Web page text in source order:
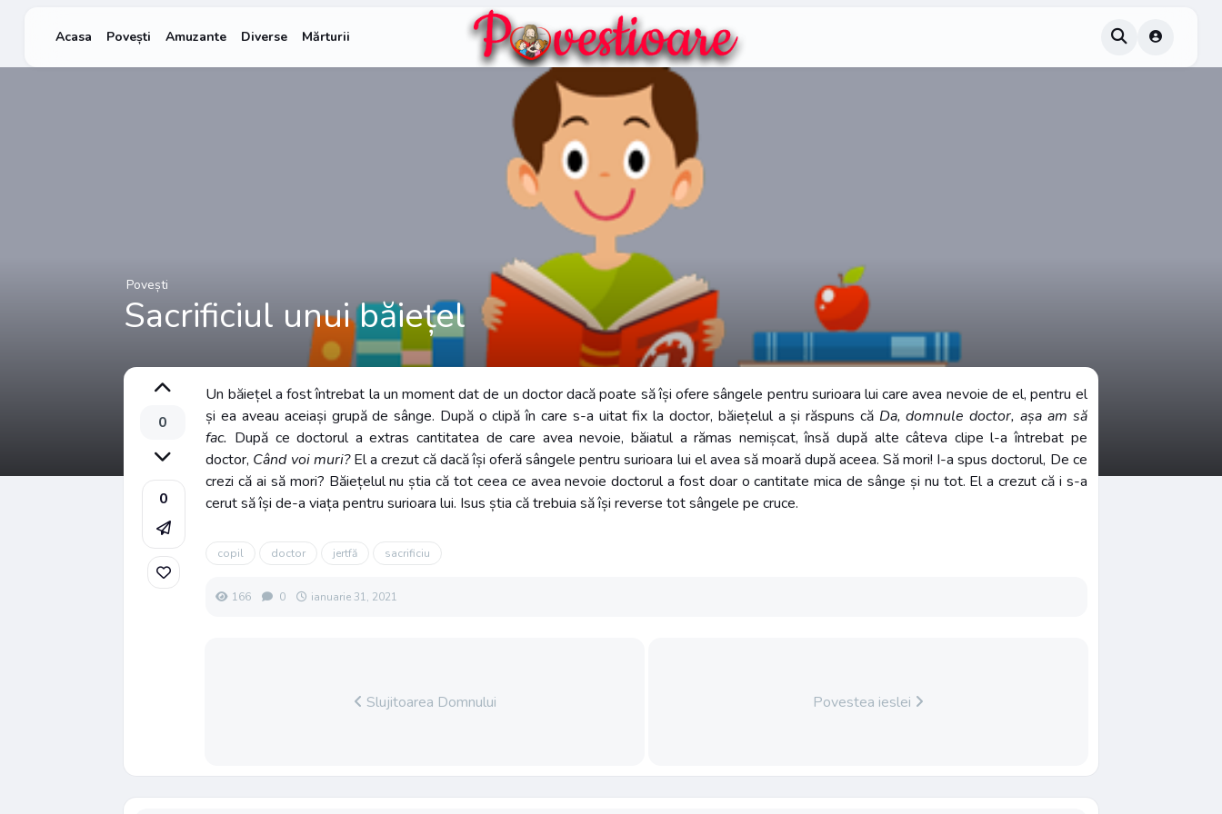
Acasa Povești Amuzante Diverse Mărturii
Povești
Sacrificiul unui băiețel
0
0
Un băiețel a fost întrebat la un moment dat de un doctor dacă poate să își ofere sângele pentru surioara lui care avea nevoie de el, pentru el
și ea aveau aceiași grupă de sânge. După o clipă în care s-a uitat fix la doctor, băiețelul a și răspuns că Da, domnule doctor, așa am să
fac. După ce doctorul a extras cantitatea de care avea nevoie, băiatul a rămas nemișcat, însă după alte câteva clipe l-a întrebat pe
doctor, Când voi muri?El a crezut că dacă își oferă sângele pentru surioara lui el avea să moară după aceea. Să mori! I-a spus doctorul, De ce
crezi că ai să mori? Băiețelul nu știa că tot ceea ce avea nevoie doctorul a fost doar o cantitate mica de sânge și nu tot. El a crezut că i s-a
cerut să își de-a viața pentru surioara lui. Isus știa că trebuia să își reverse tot sângele pe cruce.
copil doctor jertfă sacrificiu
166 0 ianuarie 31, 2021
Slujitoarea Domnului Povestea ieslei